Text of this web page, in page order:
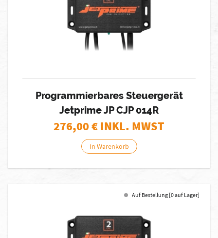
Programmierbares Steuergerät
Jetprime JP CJP 014R
276,00€ INKL. MWST
In Warenkorb
Auf Bestellung [0 auf Lager]